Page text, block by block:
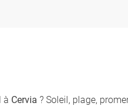
à Cervia ? Soleil, plage,